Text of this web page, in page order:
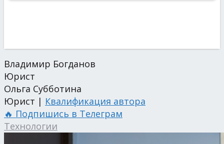
Владимир Богданов
Юрист
Ольга Субботина
Юрист | Квалификация автора
🔥 Подпишись в Телеграм
Технологии